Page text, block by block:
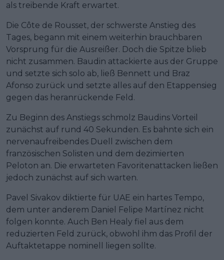
als treibende Kraft erwartet.
Die Côte de Rousset, der schwerste Anstieg des
Tages, begann mit einem weiterhin brauchbaren
Vorsprung für die Ausreißer. Doch die Spitze blieb
nicht zusammen. Baudin attackierte aus der Gruppe
und setzte sich solo ab, ließ Bennett und Braz
Afonso zurück und setzte alles auf den Etappensieg
gegen das heranrückende Feld.
Zu Beginn des Anstiegs schmolz Baudins Vorteil
zunächst auf rund 40 Sekunden. Es bahnte sich ein
nervenaufreibendes Duell zwischen dem
französischen Solisten und dem dezimierten
Peloton an. Die erwarteten Favoritenattacken ließen
jedoch zunächst auf sich warten.
Pavel Sivakov diktierte für UAE ein hartes Tempo,
dem unter anderem Daniel Felipe Martínez nicht
folgen konnte. Auch Ben Healy fiel aus dem
reduzierten Feld zurück, obwohl ihm das Profil der
Auftaktetappe nominell liegen sollte.